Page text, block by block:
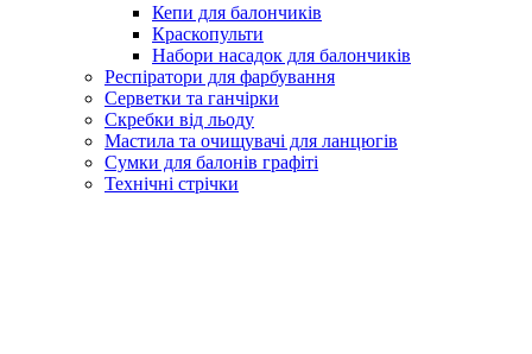
Кепи для балончиків
Краскопульти
Набори насадок для балончиків
Респіратори для фарбування
Серветки та ганчірки
Скребки від льоду
Мастила та очищувачі для ланцюгів
Сумки для балонів графіті
Технічні стрічки